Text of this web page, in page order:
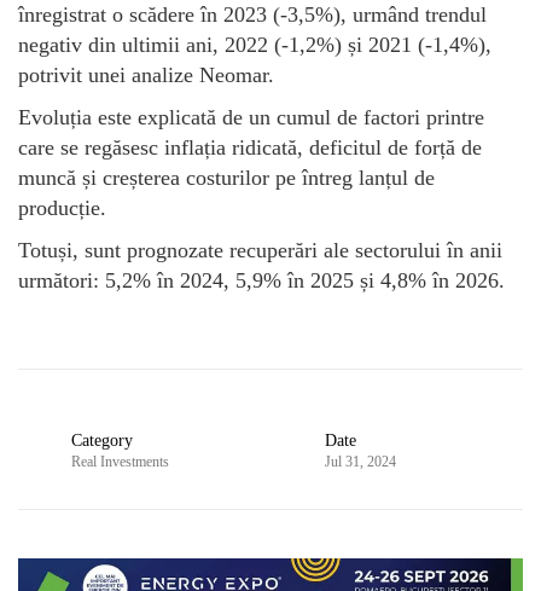
înregistrat o scădere în 2023 (-3,5%), urmând trendul
negativ din ultimii ani, 2022 (-1,2%) și 2021 (-1,4%),
potrivit unei analize Neomar.
Evoluția este explicată de un cumul de factori printre
care se regăsesc inflația ridicată, deficitul de forță de
muncă și creșterea costurilor pe întreg lanțul de
producție.
Totuși, sunt prognozate recuperări ale sectorului în anii
următori: 5,2% în 2024, 5,9% în 2025 și 4,8% în 2026.
Category
Real Investments
Date
Jul 31, 2024